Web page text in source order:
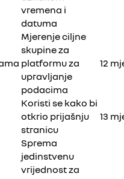
vremena i
datuma
Mjerenje ciljne
skupine za
platformu za
upravljanje
podacima
12
Koristi se kako bi
otkrio prijašnju
stranicu
13
Sprema
jedinstvenu
vrijednost za